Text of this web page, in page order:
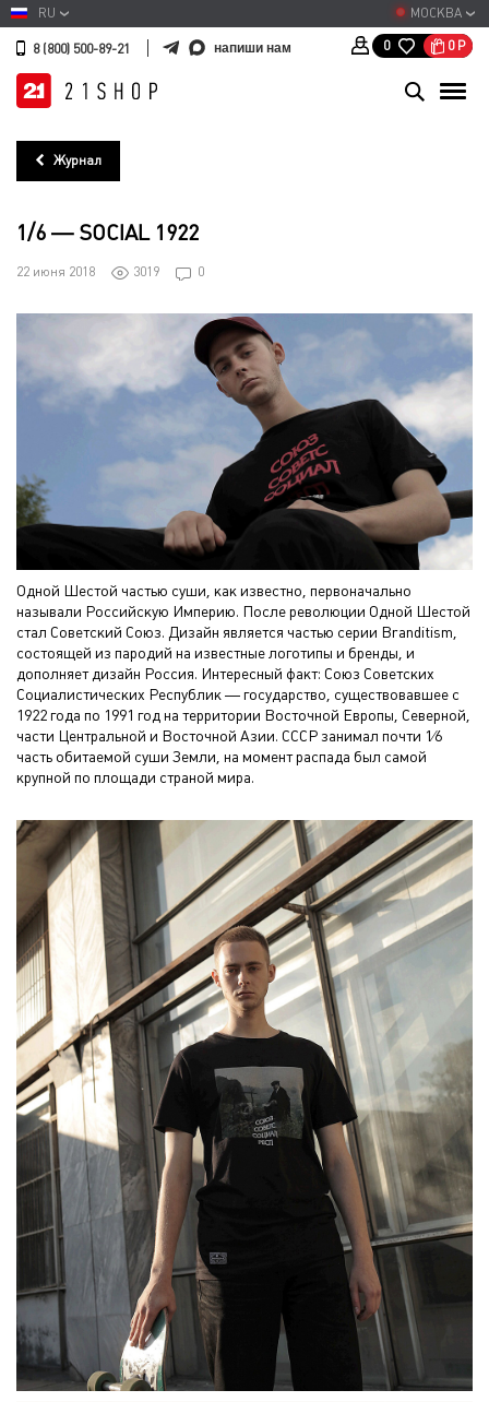
МОСКВА
RU
8 (800) 500-89-21 напиши нам 0 0 Р
Журнал
1/6 — SOCIAL 1922
22 июня 2018 3019 0
Одной Шестой частью суши, как известно, первоначально
называли Российскую Империю. После революции Одной Шестой
стал Советский Союз. Дизайн является частью серии Branditism,
состоящей из пародий на известные логотипы и бренды, и
дополняет дизайн Россия. Интересный факт: Союз Советских
Социалистических Республик — государство, существовавшее с
1922 года по 1991 год на территории Восточной Европы, Северной,
части Центральной и Восточной Азии. СССР занимал почти 1⁄6
часть обитаемой суши Земли, на момент распада был самой
крупной по площади страной мира.